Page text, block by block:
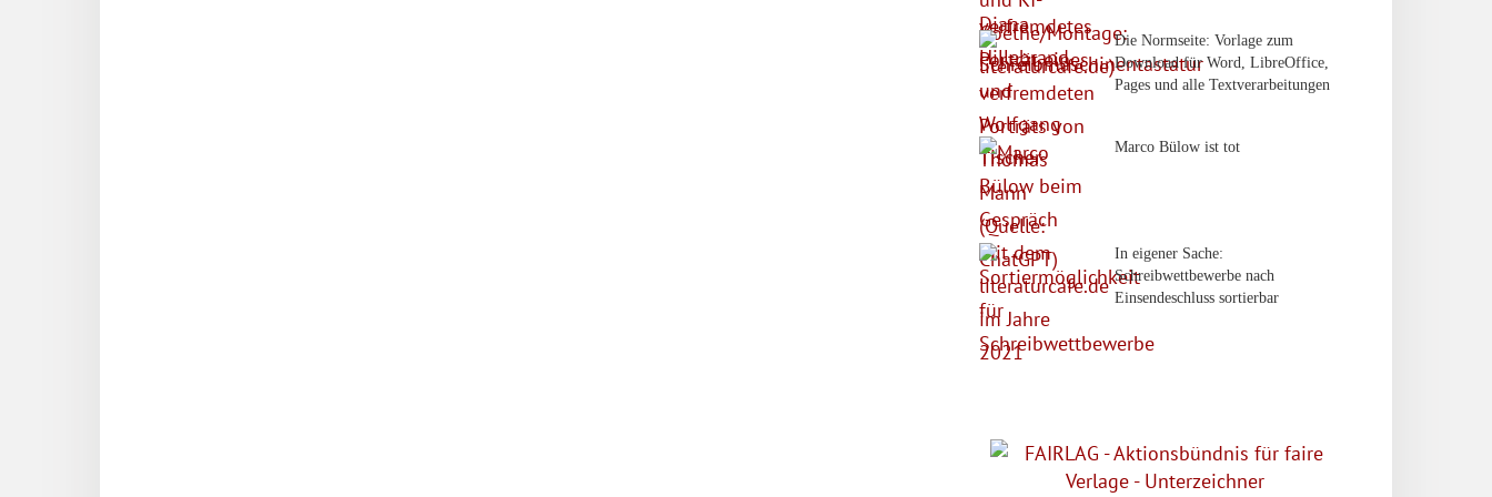
Die Normseite: Vorlage zum
Download für Word, LibreOffice,
Pages und alle Textverarbeitungen
Marco Bülow ist tot
In eigener Sache:
Schreibwettbewerbe nach
Einsendeschluss sortierbar